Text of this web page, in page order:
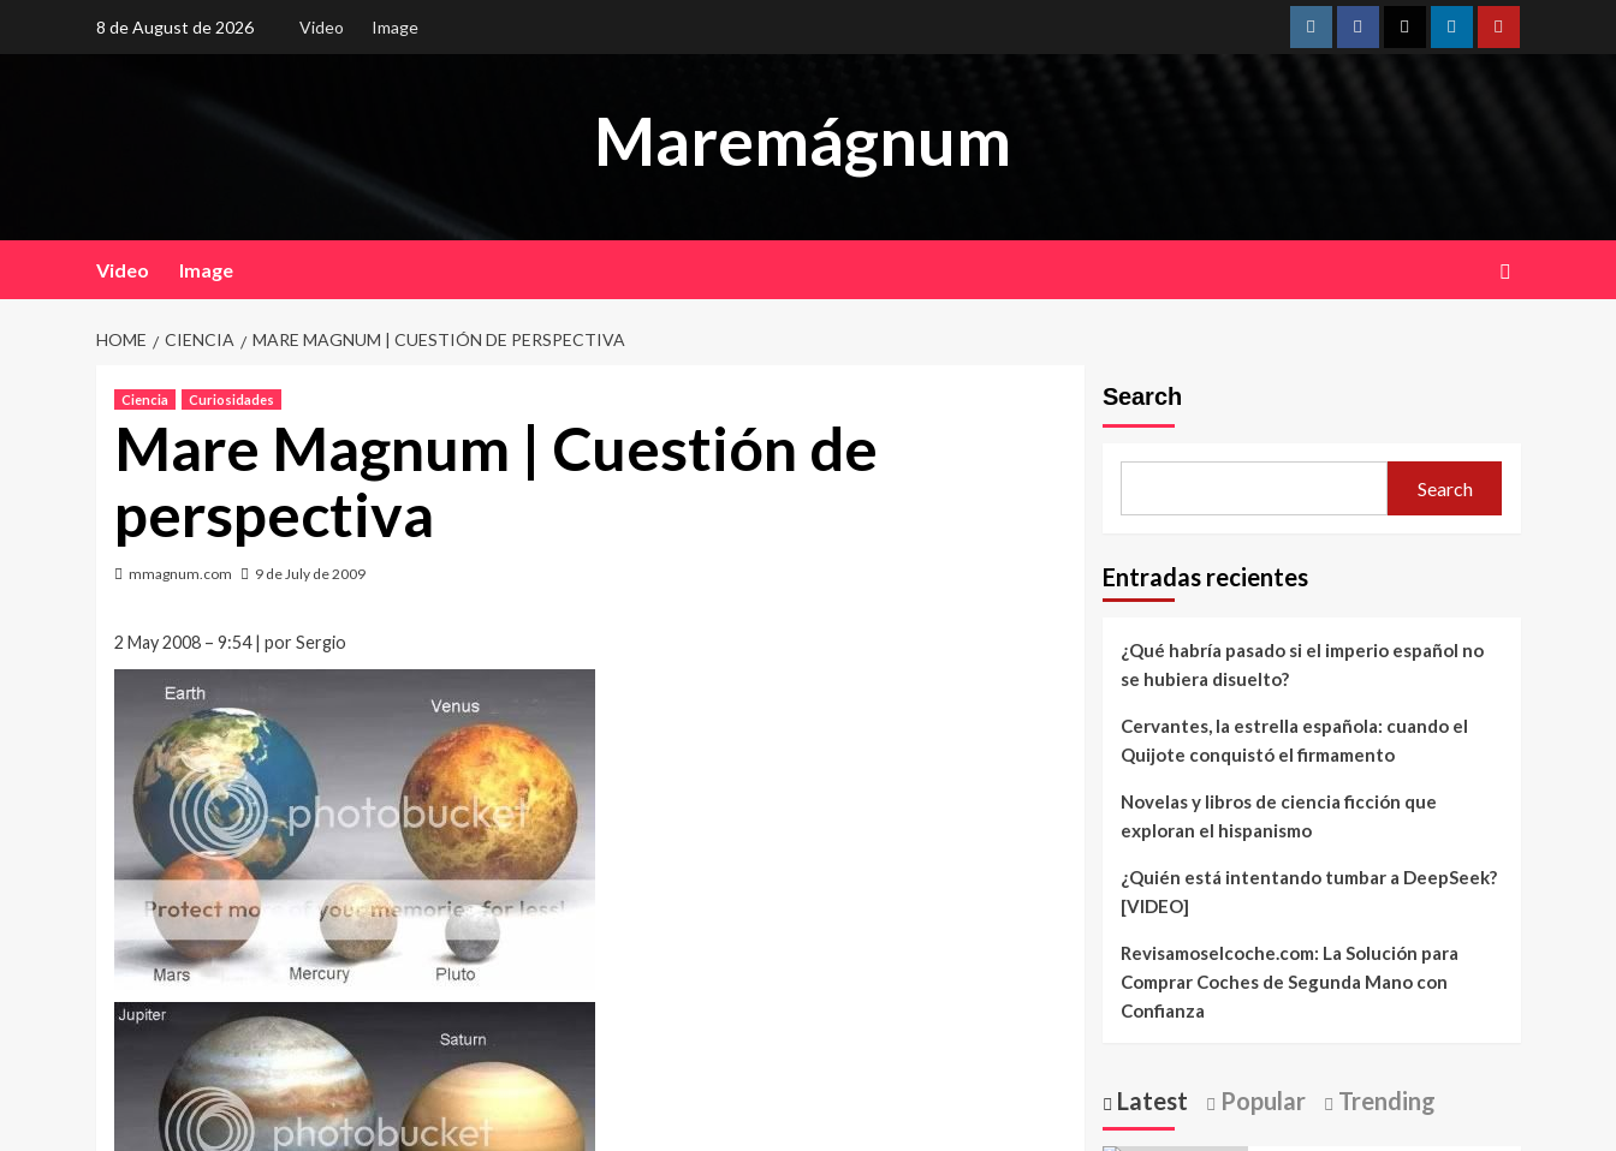
8 de August de 2026 Video Image
InstagramFacebookTwitterLinkedinYoutube
Maremágnum
Video Image
HOME CIENCIA MARE MAGNUM | CUESTIÓN DE PERSPECTIVA
Ciencia Curiosidades
Mare Magnum | Cuestión de
perspectiva
mmagnum.com 9 de July de 2009
2 May 2008 – 9:54 | por Sergio
Search
Search
Entradas recientes
¿Qué habría pasado si el imperio español no
se hubiera disuelto?
Cervantes, la estrella española: cuando el
Quijote conquistó el firmamento
Novelas y libros de ciencia ficción que
exploran el hispanismo
¿Quién está intentando tumbar a DeepSeek?
[VIDEO]
Revisamoselcoche.com: La Solución para
Comprar Coches de Segunda Mano con
Confianza
Latest Popular Trending